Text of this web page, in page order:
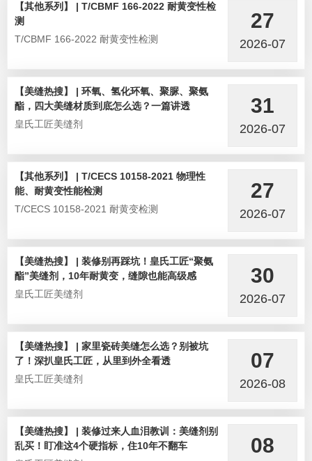
【其他系列】 | T/CBMF 166-2022 耐黄变性检
测
T/CBMF 166-2022 耐黄变性检测
27
2026-07
【美缝热搜】 | 环氧、氢化环氧、聚脲、聚氨
酯，四大美缝材质到底怎么选？一篇讲透
皇氏工匠美缝剂
31
2026-07
【其他系列】 | T/CECS 10158-2021 物理性
能、耐黄变性能检测
T/CECS 10158-2021 耐黄变检测
27
2026-07
【美缝热搜】 | 装修别再踩坑！皇氏工匠“聚氨
酯”美缝剂，10年耐黄变，缝隙也能高级感
皇氏工匠美缝剂
30
2026-07
【美缝热搜】 | 家里瓷砖美缝怎么选？别被坑
了！深扒皇氏工匠，从里到外全看透
皇氏工匠美缝剂
07
2026-08
【美缝热搜】 | 装修过来人血泪教训：美缝剂别
乱买！盯准这4个硬指标，住10年不翻车
08